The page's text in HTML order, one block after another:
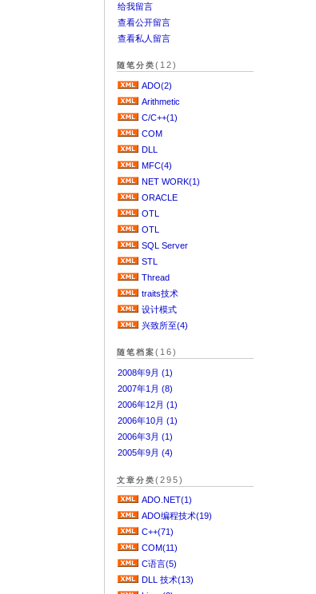
给我留言
查看公开留言
查看私人留言
随笔分类(12)
ADO(2)
Arithmetic
C/C++(1)
COM
DLL
MFC(4)
NET WORK(1)
ORACLE
OTL
OTL
SQL Server
STL
Thread
traits技术
设计模式
兴致所至(4)
随笔档案(16)
2008年9月 (1)
2007年1月 (8)
2006年12月 (1)
2006年10月 (1)
2006年3月 (1)
2005年9月 (4)
文章分类(295)
ADO.NET(1)
ADO编程技术(19)
C++(71)
COM(11)
C语言(5)
DLL 技术(13)